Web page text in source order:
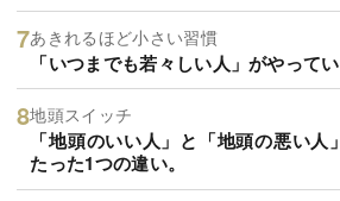
あきれるほど小さい習慣
「いつまでも若々しい人」がやって
地頭スイッチ
「地頭のいい人」と「地頭の悪い人
たった1つの違い。